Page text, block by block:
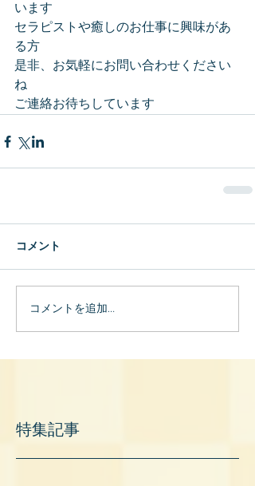
います
セラピストや癒しのお仕事に興味があ
る方
是非、お気軽にお問い合わせください
ね
ご連絡お待ちしています
コメント
コメントを追加…
特集記事